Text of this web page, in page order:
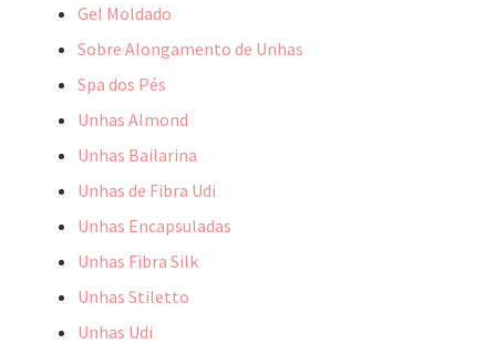
Gel Moldado
Sobre Alongamento de Unhas
Spa dos Pés
Unhas Almond
Unhas Bailarina
Unhas de Fibra Udi
Unhas Encapsuladas
Unhas Fibra Silk
Unhas Stiletto
Unhas Udi